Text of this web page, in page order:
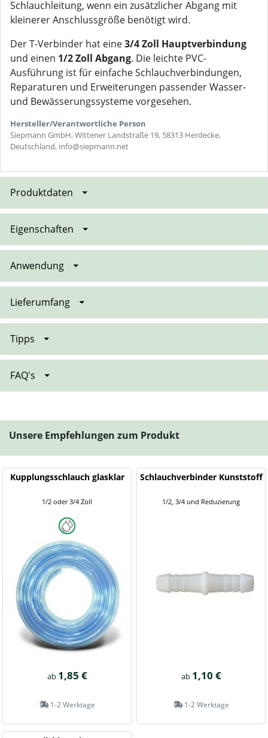
Schlauchleitung, wenn ein zusätzlicher Abgang mit
kleinerer Anschlussgröße benötigt wird.
Der T-Verbinder hat eine3/4 Zoll Hauptverbindung
und einen 1/2 Zoll Abgang. Die leichte PVC-
Ausführung ist für einfache Schlauchverbindungen,
Reparaturen und Erweiterungen passender Wasser-
und Bewässerungssysteme vorgesehen.
Hersteller/Verantwortliche Person
Siepmann GmbH, Wittener Landstraße 19, 58313 Herdecke,
Deutschland, info@siepmann.net
Produktdaten
Eigenschaften
Anwendung
Lieferumfang
Tipps
FAQ's
Unsere Empfehlungen zum Produkt
Kupplungsschlauch glasklar
1/2 oder 3/4 Zoll
ab 1,85 €
1-2 Werktage
Schlauchverbinder Kunststoff
1/2, 3/4 und Reduzierung
ab 1,10 €
1-2 Werktage